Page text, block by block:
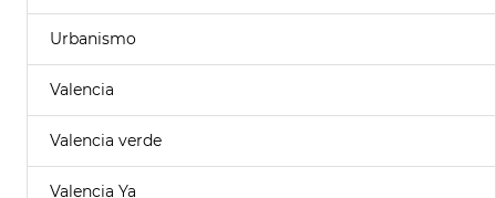
Urbanismo
Valencia
Valencia verde
Valencia Ya